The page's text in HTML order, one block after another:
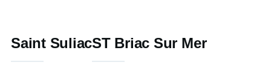
Saint SuliacST Briac Sur Mer